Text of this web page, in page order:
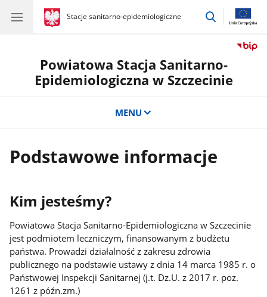
gov.pl
Stacje sanitarno-epidemiologiczne
gov.pl
Stacje
przejdź
Powiatowa Stacja Sanitarno-
Epidemiologiczna w Szczecinie
MENU
Podstawowe informacje
Kim jesteśmy?
Powiatowa Stacja Sanitarno-Epidemiologiczna w Szczecinie
jest podmiotem leczniczym, finansowanym z budżetu
państwa. Prowadzi działalność z zakresu zdrowia
publicznego na podstawie ustawy z dnia 14 marca 1985 r. o
Państwowej Inspekcji Sanitarnej (j.t. Dz.U. z 2017 r. poz.
1261 z późn.zm.)